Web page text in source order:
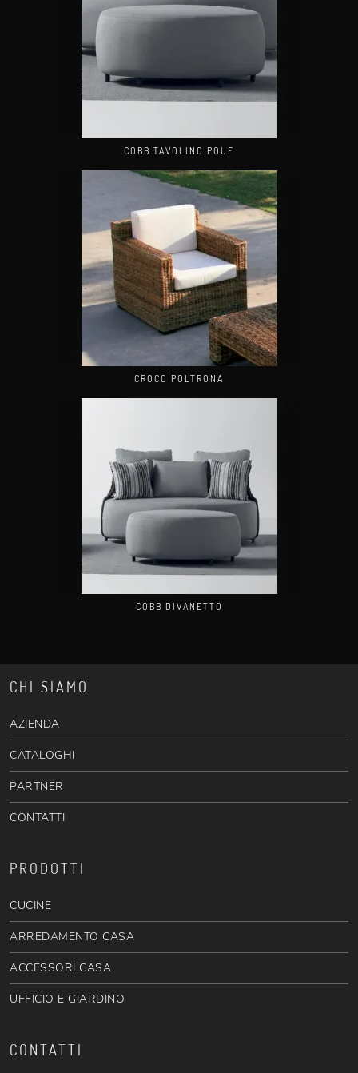
COBB TAVOLINO POUF
CROCO POLTRONA
COBB DIVANETTO
CHI SIAMO
AZIENDA
CATALOGHI
PARTNER
CONTATTI
PRODOTTI
CUCINE
ARREDAMENTO CASA
ACCESSORI CASA
UFFICIO E GIARDINO
CONTATTI